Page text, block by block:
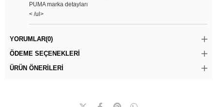
PUMA marka detayları
< /ul>
YORUMLAR(0)
ÖDEME SEÇENEKLERI
ÜRÜN ÖNERILERI